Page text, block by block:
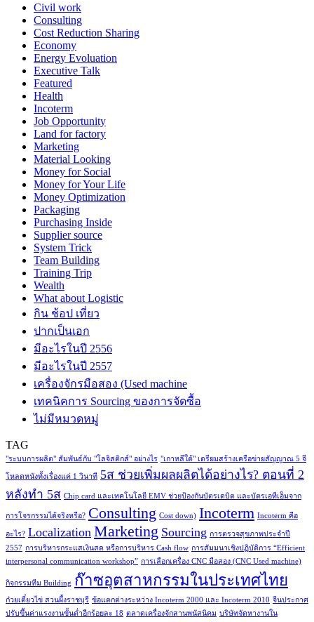
Civil work
Consulting
Cost Reduction Sharing
Economy
Energy Evoluation
Executive Talk
Featured
Health
Incoterm
Job Opportunity
Land for factory
Marketing
Material Looking
Money for Social
Money for Your Life
Money Optimization
Packaging
Purchasing Inside
Supplier source
System Trick
Team Building
Training Trip
Wealth
What about Logistic
กิน ช้อป เที่ยว
ปากเป็นเอก
มีอะไรในปี 2556
มีอะไรในปี 2557
เครื่องจักรมือสอง (Used machine
เทคนิคการ Sourcing ของการจัดซื้อ
ไม่มีหมวดหมู่
TAG
"ระบบการผลิต" สัมพันธ์กับ "โลจิสติกส์" อย่างไร "เกาหลีใต้" เตรียมสร้างเครือข่ายสัญญาณ 5 จี
โหลดหนังทั้งเรื่องแค่ 1 วินาที 5ส ช่วยเพิ่มผลผลิตได้อย่างไร? ตอนที่ 2
หลังทำ 5ส Chip card และเทคโนโลยี EMV ช่วยป้องกันบัตรเดบิต และบัตรเอทีเอ็มจาก
การโจรกรรมได้จริงหรือ? Consulting Cost down) Incoterm Incoterm คือ
อะไร? Localization Marketing Sourcing การตรวจสุขภาพประจำปี
2557 การบริหารกระแสเงินสด หรือการบริหาร Cash flow การสัมมนาเชิงปฏิบัติการ “Efficient
interpersonal communication workshop” การเลือกเครื่อง CNC มือสอง (CNC Used machine)
กิจกรรมทีม Building ก๊าซอุตสาหกรรมในประเทศไทย
ก๋วยเตี๋ยวไข่ สวนผึ้งราชบุรี ข้อแตกต่างระหว่าง Incoterm 2000 และ Incoterm 2010 จีนประกาศ
ปรับขึ้นค่าแรงงานขั้นต่ำอีกร้อยละ 18 ตลาดเครื่องจักสานพนัสนิคม บริษัทจัดหางานใน